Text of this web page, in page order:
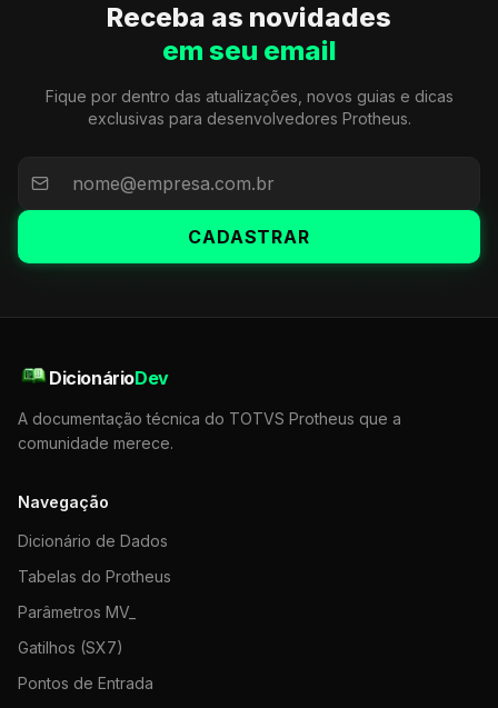
Receba as novidades
em seu email
Fique por dentro das atualizações, novos guias e dicas
exclusivas para desenvolvedores Protheus.
CADASTRAR
DicionárioDev
A documentação técnica do TOTVS Protheus que a
comunidade merece.
Navegação
Dicionário de Dados
Tabelas do Protheus
Parâmetros MV_
Gatilhos (SX7)
Pontos de Entrada